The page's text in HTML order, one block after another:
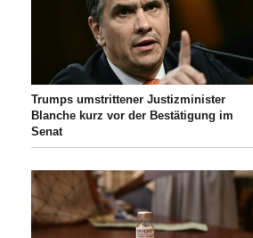
Trumps umstrittener Justizminister
Blanche kurz vor der Bestätigung im
Senat